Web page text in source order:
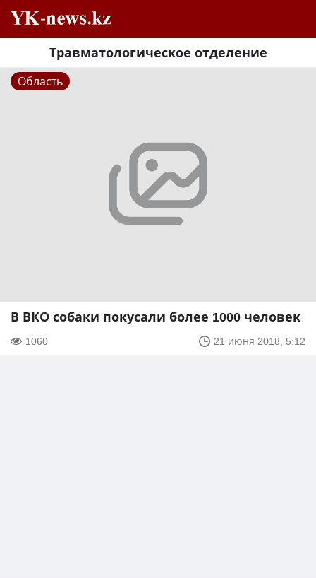
Травматологическое отделение
Область
В ВКО собаки покусали более 1000 человек
1060 21 июня 2018, 5:12